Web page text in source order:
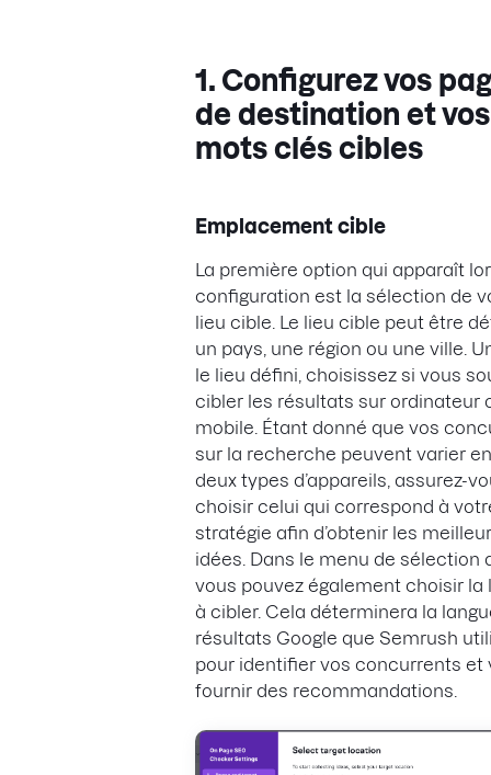
1. Configurez vos
de destination et vos
mots clés cibles
Emplacement cible
La première option qui apparaît
configuration est la sélection de
lieu cible. Le lieu cible peut être
un pays, une région ou une ville.
le lieu défini, choisissez si vous
cibler les résultats sur ordinateur
mobile. Étant donné que vos
sur la recherche peuvent varier
deux types d’appareils, assurez-
choisir celui qui correspond à
stratégie afin d’obtenir les
idées. Dans le menu de sélection
vous pouvez également choisir la
à cibler. Cela déterminera la
résultats Google que Semrush
pour identifier vos concurrents et
fournir des recommandations.